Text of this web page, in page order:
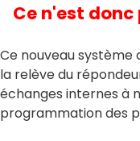
Ce n'est
Ce nouveau
la relève du
échanges internes à
programmation des